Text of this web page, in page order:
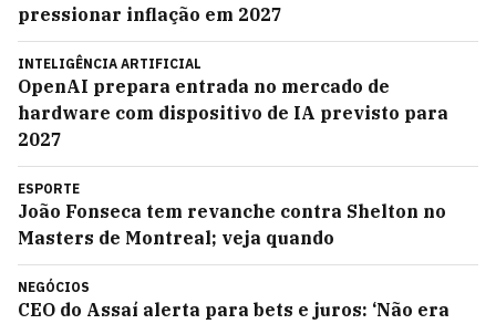
pressionar inflação em 2027
INTELIGÊNCIA ARTIFICIAL
OpenAI prepara entrada no mercado de
hardware com dispositivo de IA previsto para
2027
ESPORTE
João Fonseca tem revanche contra Shelton no
Masters de Montreal; veja quando
NEGÓCIOS
CEO do Assaí alerta para bets e juros: ‘Não era